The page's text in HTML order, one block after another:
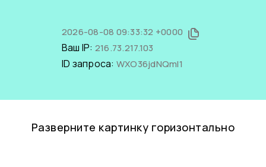
2026-08-08 09:33:32 +0000
Ваш IP: 216.73.217.103
ID запроса: WXO36jdNQmI1
Разверните картинку горизонтально